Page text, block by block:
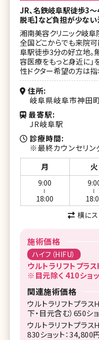
JR、名鉄岐阜駅徒歩3〜
脱毛】など負担が少な
湘南美容クリニック岐阜
全国どこからでも来院可
阜駅徒歩3分の好立地。
容医療をもっと身近に」
性ドクター希望の方は指
住所
岐阜県岐阜市神田
最寄駅
JR岐阜駅
診療時間
※最終カウンセリン
月
火
9:00
18:00
横に
施術価格
ハイフ（HIFU）
ウルトラリフトプラ
※目元除く 410ショ
関連施術価格
ウルトラリフトプラス
下・目元含む）650シ
ウルトラリフトプラ
830ショット：34,800